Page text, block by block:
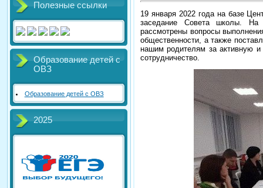
Полезные ссылки
Образование детей с
ОВЗ
Образование детей с ОВЗ
2025
19 января 2022 года на базе
заседание Совета школы.
На
рассмотрены вопросы
общественности, а также
нашим родителям за активную
сотрудничество.